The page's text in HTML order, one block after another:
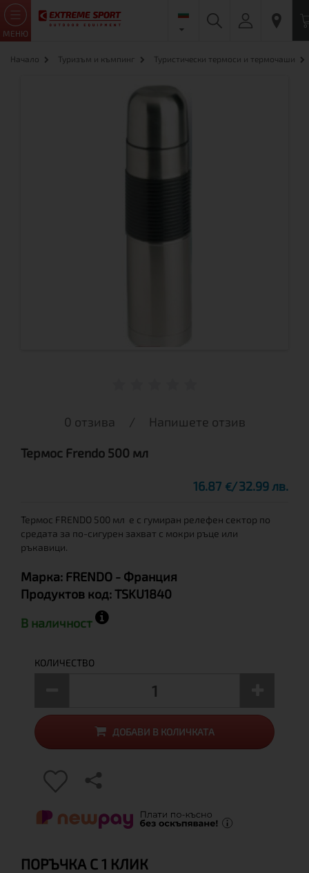
МЕНЮ
Начало Туризъм и къмпинг Туристически термоси и термочаши
0 отзива / Напишете отзив
Термос Frendo 500 мл
16.87 € 32.99 лв.
Термос FRENDO 500 мл е с гумиран релефен сектор по
средата за по-сигурен захват с мокри ръце или
ръкавици.
Марка: FRENDO - Франция
Продуктов код:TSKU1840
В наличност
КОЛИЧЕСТВО
ДОБАВИ В КОЛИЧКАТА
ПОРЪЧКА С 1 КЛИК